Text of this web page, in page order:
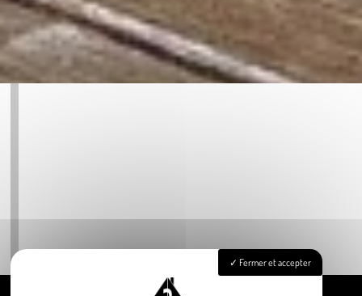
Fermer et accepter